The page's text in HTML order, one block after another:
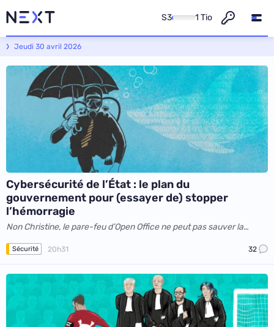
S3 1 Tio
Next - L'actualité informatique et numérique
Jeudi 30 avril 2026
Cybersécurité de l’État : le plan du
gouvernement pour (essayer de) stopper
l’hémorragie
Non Christine, le pare-feu d’Open Office ne peut pas sauver la
Sécurité 20h31 32